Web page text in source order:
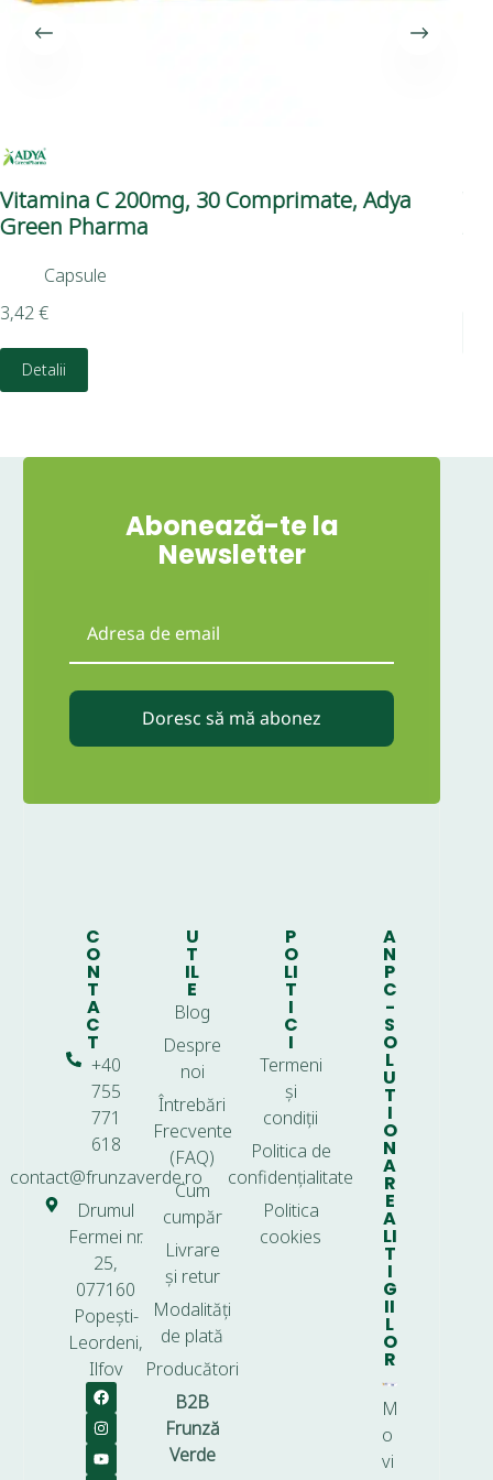
Vitamina C 200mg, 30 Comprimate, Adya
Green Pharma
Capsule
3,42€
Detalii
Abonează-te la
Newsletter
Doresc să mă abonez
C
O
N
T
A
C
T
+40
755
771
618
contact@frunzaverde.ro
Drumul
Fermei nr.
25,
077160
Popești-
Leordeni,
Ilfov
U
T
IL
E
Blog
Despre
noi
Întrebări
Frecvente
(FAQ)
Cum
cumpăr
Livrare
și retur
Modalități
de plată
Producători
B2B
Frunză
Verde
P
O
LI
T
I
C
I
Termeni
și
condiții
Politica de
confidențialitate
Politica
cookies
A
N
P
C
-
S
O
L
U
T
I
O
N
A
R
E
A
LI
T
I
G
II
L
O
R
M
o
vi